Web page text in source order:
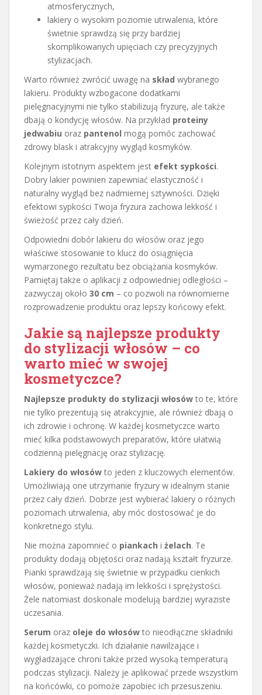
atmosferycznych,
lakiery o wysokim poziomie utrwalenia, które
świetnie sprawdzą się przy bardziej
skomplikowanych upięciach czy precyzyjnych
stylizacjach.
Warto również zwrócić uwagę na skład wybranego
lakieru. Produkty wzbogacone dodatkami
pielęgnacyjnymi nie tylko stabilizują fryzurę, ale także
dbają o kondycję włosów. Na przykład proteiny
jedwabiu oraz pantenol mogą pomóc zachować
zdrowy blask i atrakcyjny wygląd kosmyków.
Kolejnym istotnym aspektem jest efekt sypkości.
Dobry lakier powinien zapewniać elastyczność i
naturalny wygląd bez nadmiernej sztywności. Dzięki
efektowi sypkości Twoja fryzura zachowa lekkość i
świeżość przez cały dzień.
Odpowiedni dobór lakieru do włosów oraz jego
właściwe stosowanie to klucz do osiągnięcia
wymarzonego rezultatu bez obciążania kosmyków.
Pamiętaj także o aplikacji z odpowiedniej odległości –
zazwyczaj około 30 cm – co pozwoli na równomierne
rozprowadzenie produktu oraz lepszy końcowy efekt.
Jakie są najlepsze produkty
do stylizacji włosów – co
warto mieć w swojej
kosmetyczce?
Najlepsze produkty do stylizacji włosów to te, które
nie tylko prezentują się atrakcyjnie, ale również dbają o
ich zdrowie i ochronę. W każdej kosmetyczce warto
mieć kilka podstawowych preparatów, które ułatwią
codzienną pielęgnację oraz stylizację.
Lakiery do włosów to jeden z kluczowych elementów.
Umożliwiają one utrzymanie fryzury w idealnym stanie
przez cały dzień. Dobrze jest wybierać lakiery o różnych
poziomach utrwalenia, aby móc dostosować je do
konkretnego stylu.
Nie można zapomnieć o piankach i żelach. Te
produkty dodają objętości oraz nadają kształt fryzurze.
Pianki sprawdzają się świetnie w przypadku cienkich
włosów, ponieważ nadają im lekkości i sprężystości.
Żele natomiast doskonale modelują bardziej wyraziste
uczesania.
Serum oraz oleje do włosów to nieodłączne składniki
każdej kosmetyczki. Ich działanie nawilżające i
wygładzające chroni także przed wysoką temperaturą
podczas stylizacji. Należy je aplikować przede wszystkim
na końcówki, co pomoże zapobiec ich przesuszeniu.